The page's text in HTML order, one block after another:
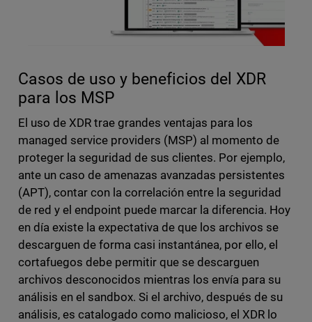
Casos de uso y beneficios del XDR
para los MSP
El uso de XDR trae grandes ventajas para los
managed service providers (MSP) al momento de
proteger la seguridad de sus clientes. Por ejemplo,
ante un caso de amenazas avanzadas persistentes
(APT), contar con la correlación entre la seguridad
de red y el endpoint puede marcar la diferencia. Hoy
en día existe la expectativa de que los archivos se
descarguen de forma casi instantánea, por ello, el
cortafuegos debe permitir que se descarguen
archivos desconocidos mientras los envía para su
análisis en el sandbox. Si el archivo, después de su
análisis, es catalogado como malicioso, el XDR lo